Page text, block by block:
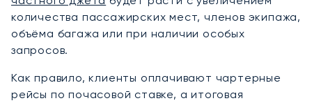
количества пассажирских мест, членов экипажа,
объёма багажа или при наличии особых
запросов.
Как правило, клиенты оплачивают чартерные
рейсы по почасовой ставке, а итоговая